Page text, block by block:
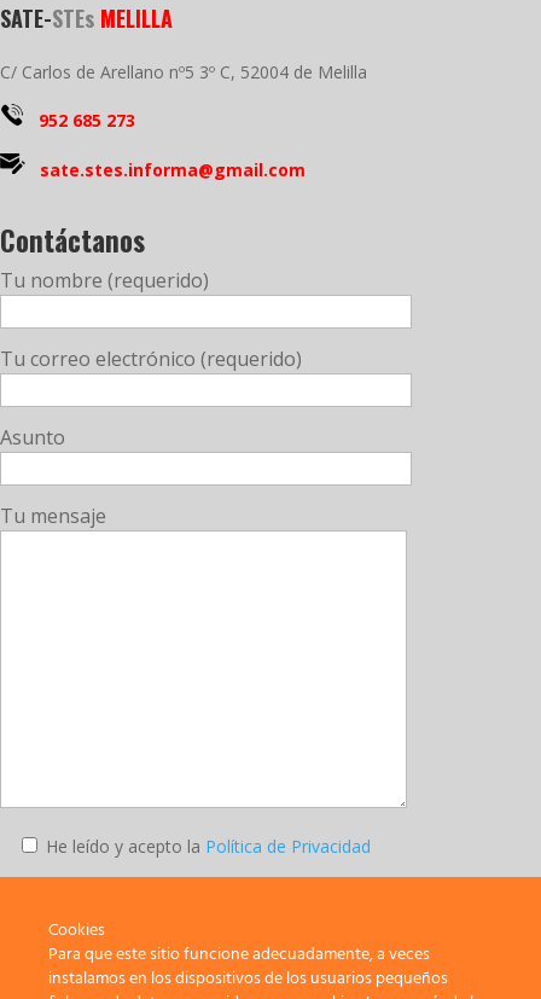
SATE-STEs MELILLA
C/ Carlos de Arellano nº5 3º C, 52004 de Melilla
952 685 273
sate.stes.informa@gmail.com
Contáctanos
Tu nombre (requerido)
Tu correo electrónico (requerido)
Asunto
Tu mensaje
He leído y acepto la Política de Privacidad
Cookies
Para que este sitio funcione adecuadamente, a veces
instalamos en los dispositivos de los usuarios pequeños